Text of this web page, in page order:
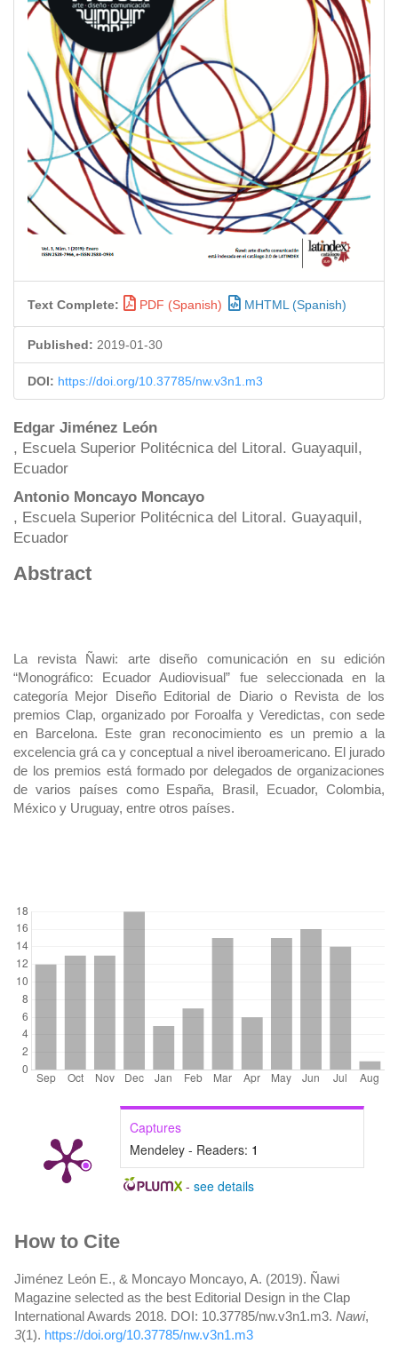
Text Complete: PDF (Spanish) MHTML (Spanish)
Published: 2019-01-30
DOI: https://doi.org/10.37785/nw.v3n1.m3
Main
Article
Content
Edgar Jiménez León
, Escuela Superior Politécnica del Litoral. Guayaquil,
Ecuador
Antonio Moncayo Moncayo
, Escuela Superior Politécnica del Litoral. Guayaquil,
Ecuador
Abstract
La revista Ñawi: arte diseño comunicación en su edición
“Monográfico: Ecuador Audiovisual” fue seleccionada en la
categoría Mejor Diseño Editorial de Diario o Revista de los
premios Clap, organizado por Foroalfa y Veredictas, con sede
en Barcelona. Este gran reconocimiento es un premio a la
excelencia grá ca y conceptual a nivel iberoamericano. El jurado
de los premios está formado por delegados de organizaciones
de varios países como España, Brasil, Ecuador, Colombia,
México y Uruguay, entre otros países.
Captures
Mendeley - Readers: 1
- see details
Article
Details
How to Cite
Jiménez León E., & Moncayo Moncayo, A. (2019). Ñawi
Magazine selected as the best Editorial Design in the Clap
International Awards 2018. DOI: 10.37785/nw.v3n1.m3. Nawi,
3(1). https://doi.org/10.37785/nw.v3n1.m3